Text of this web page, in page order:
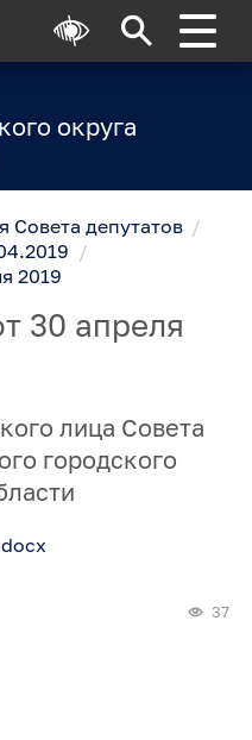
округа
Совета депутатов /
/
2019
30 апреля
лица Совета
городского
37